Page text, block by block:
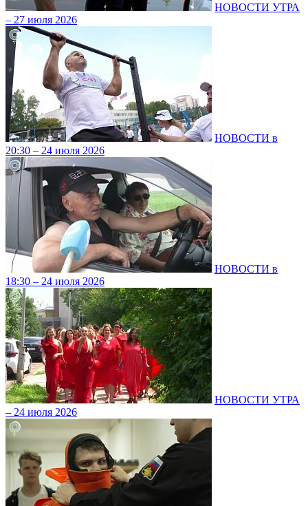
НОВОСТИ УТРА
– 27 июля 2026
НОВОСТИ в
20:30 – 24 июля 2026
НОВОСТИ в
18:30 – 24 июля 2026
НОВОСТИ УТРА
– 24 июля 2026